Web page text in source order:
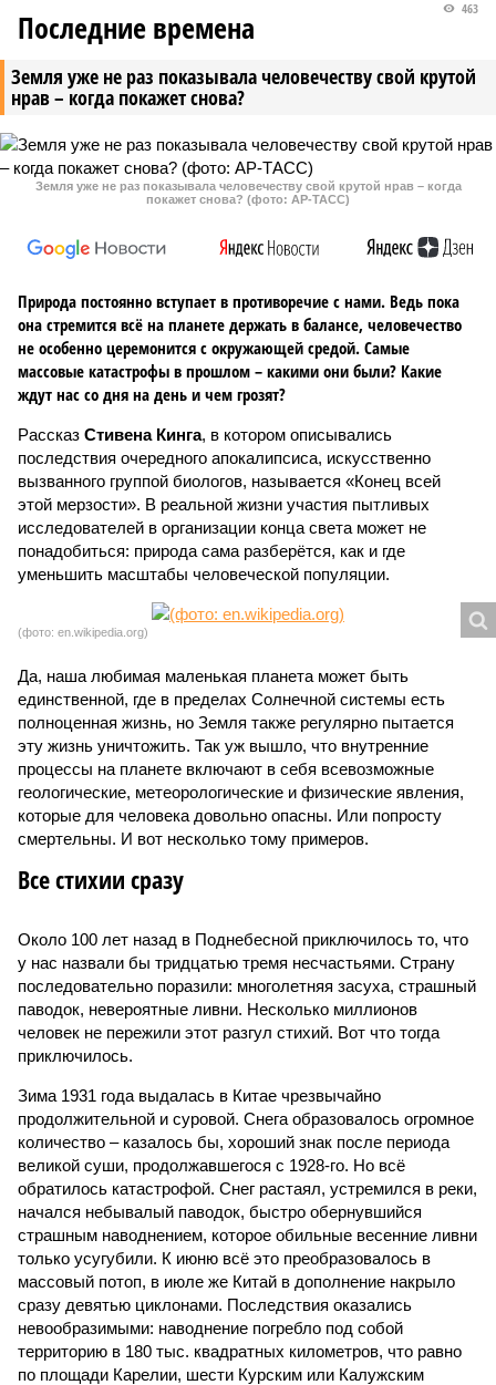
Земля уже не раз показывала человечеству свой крутой
нрав – когда покажет снова?
463
Последние времена
Земля уже не раз показывала человечеству свой крутой нрав – когда
покажет снова? (фото: АР-ТАСС)
Природа постоянно вступает в противоречие с нами. Ведь пока
она стремится всё на планете держать в балансе, человечество
не особенно церемонится с окружающей средой. Самые
массовые катастрофы в прошлом – какими они были? Какие
ждут нас со дня на день и чем грозят?
Рассказ Стивена Кинга, в котором описывались
последствия очередного апокалипсиса, искусственно
вызванного группой биологов, называется «Конец всей
этой мерзости». В реальной жизни участия пытливых
исследователей в организации конца света может не
понадобиться: природа сама разберётся, как и где
уменьшить масштабы человеческой популяции.
(фото: en.wikipedia.org)
Да, наша любимая маленькая планета может быть
единственной, где в пределах Солнечной системы есть
полноценная жизнь, но Земля также регулярно пытается
эту жизнь уничтожить. Так уж вышло, что внутренние
процессы на планете включают в себя всевозможные
геологические, метеорологические и физические явления,
которые для человека довольно опасны. Или попросту
смертельны. И вот несколько тому примеров.
Все стихии сразу
Около 100 лет назад в Поднебесной приключилось то, что
у нас назвали бы тридцатью тремя несчастьями. Страну
последовательно поразили: многолетняя засуха, страшный
паводок, невероятные ливни. Несколько миллионов
человек не пережили этот разгул стихий. Вот что тогда
приключилось.
Зима 1931 года выдалась в Китае чрезвычайно
продолжительной и суровой. Снега образовалось огромное
количество – казалось бы, хороший знак после периода
великой суши, продолжавшегося с 1928-го. Но всё
обратилось катастрофой. Снег растаял, устремился в реки,
начался небывалый паводок, быстро обернувшийся
страшным наводнением, которое обильные весенние ливни
только усугубили. К июню всё это преобразовалось в
массовый потоп, в июле же Китай в дополнение накрыло
сразу девятью циклонами. Последствия оказались
невообразимыми: наводнение погребло под собой
территорию в 180 тыс. квадратных километров, что равно
по площади Карелии, шести Курским или Калужским